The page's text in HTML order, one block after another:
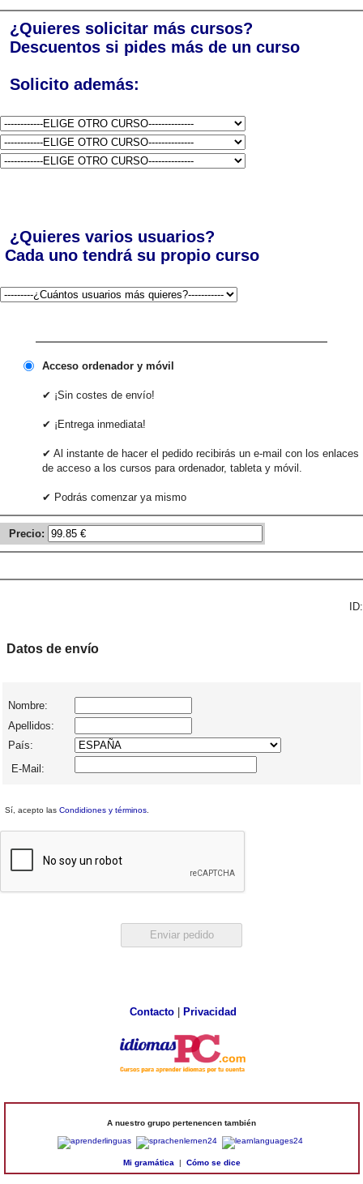
¿Quieres solicitar más cursos?
Descuentos si pides más de un curso
Solicito además:
¿Quieres varios usuarios?
Cada uno tendrá su propio curso
Acceso ordenador y móvil
✔ ¡Sin costes de envío!
✔ ¡Entrega inmediata!
✔ Al instante de hacer el pedido recibirás un e-mail con los enlaces
de acceso a los cursos para ordenador, tableta y móvil.
✔ Podrás comenzar ya mismo
Precio:
ID:
Datos de envío
Nombre:
Apellidos:
País:
E-Mail:
Sí, acepto las Condidiones y términos
Contacto| Privacidad
A nuestro grupo pertenencen también
Mi gramática | Cómo se dice